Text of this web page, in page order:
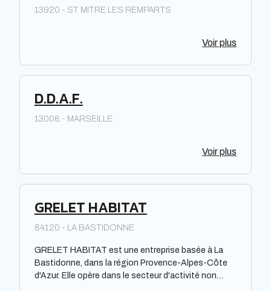
13920 - ST MITRE LES REMPARTS
Voir plus
D.D.A.F.
13008 - MARSEILLE
Voir plus
GRELET HABITAT
84120 - LA BASTIDONNE
GRELET HABITAT est une entreprise basée à La
Bastidonne, dans la région Provence-Alpes-Côte
d'Azur. Elle opère dans le secteur d'activité non